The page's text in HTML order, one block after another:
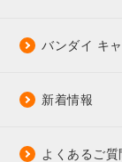
バンダイ キ
新着情報
よくあるご質